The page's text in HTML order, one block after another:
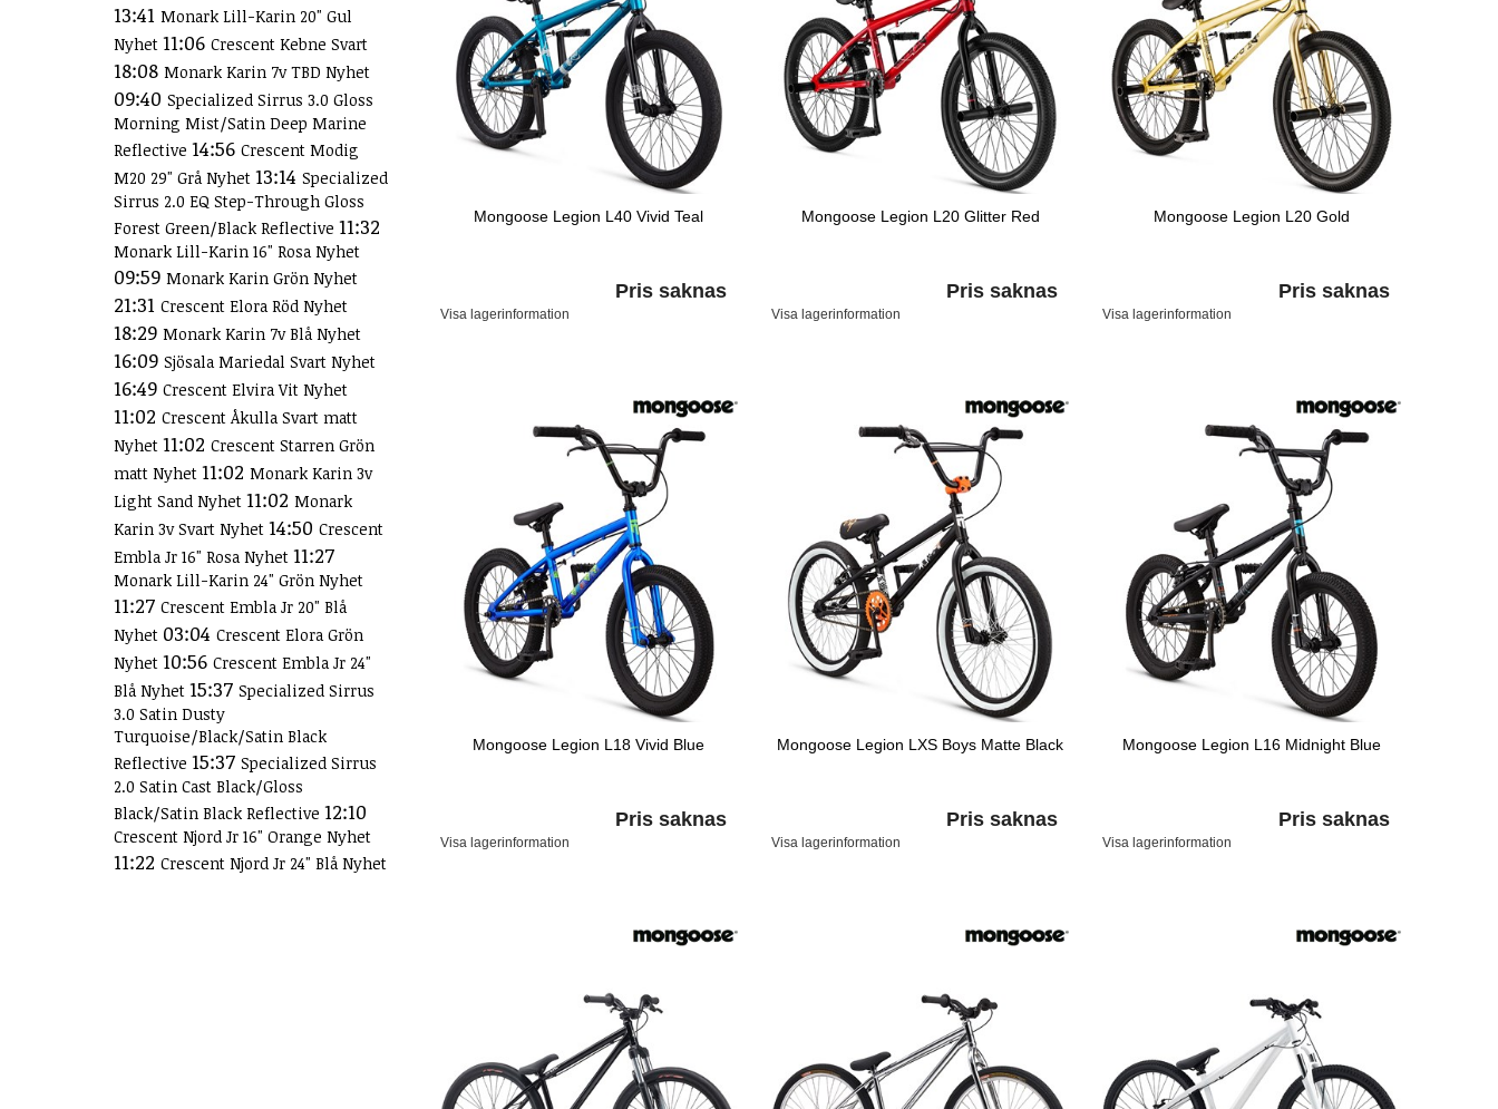
13:41 Monark Lill-Karin 20" Gul
Nyhet 11:06 Crescent Kebne Svart
18:08 Monark Karin 7v TBD Nyhet
09:40 Specialized Sirrus 3.0 Gloss
Morning Mist/Satin Deep Marine
Reflective 14:56 Crescent Modig
M20 29" Grå Nyhet 13:14 Specialized
Sirrus 2.0 EQ Step-Through Gloss
Forest Green/Black Reflective 11:32
Monark Lill-Karin 16" Rosa Nyhet
09:59 Monark Karin Grön Nyhet
21:31 Crescent Elora Röd Nyhet
18:29 Monark Karin 7v Blå Nyhet
16:09 Sjösala Mariedal Svart Nyhet
16:49 Crescent Elvira Vit Nyhet
11:02 Crescent Åkulla Svart matt
Nyhet 11:02 Crescent Starren Grön
matt Nyhet 11:02 Monark Karin 3v
Light Sand Nyhet 11:02 Monark
Karin 3v Svart Nyhet 14:50 Crescent
Embla Jr 16" Rosa Nyhet 11:27
Monark Lill-Karin 24" Grön Nyhet
11:27 Crescent Embla Jr 20" Blå
Nyhet 03:04 Crescent Elora Grön
Nyhet 10:56 Crescent Embla Jr 24"
Blå Nyhet 15:37 Specialized Sirrus
3.0 Satin Dusty
Turquoise/Black/Satin Black
Reflective 15:37 Specialized Sirrus
2.0 Satin Cast Black/Gloss
Black/Satin Black Reflective 12:10
Crescent Njord Jr 16" Orange Nyhet
11:22 Crescent Njord Jr 24" Blå Nyhet
Mongoose Legion L40 Vivid Teal
Pris saknas
Visa lagerinformation
Mongoose Legion L20 Glitter Red
Pris saknas
Visa lagerinformation
Mongoose Legion L20 Gold
Pris saknas
Visa lagerinformation
Mongoose Legion L18 Vivid Blue
Pris saknas
Visa lagerinformation
Mongoose Legion LXS Boys Matte Black
Pris saknas
Visa lagerinformation
Mongoose Legion L16 Midnight Blue
Pris saknas
Visa lagerinformation